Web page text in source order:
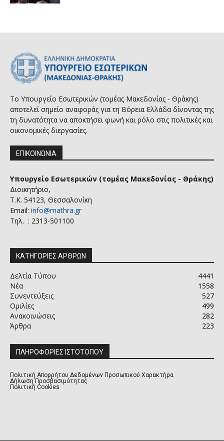
Το Υπουργείο Εσωτερικών (τομέας Μακεδονίας - Θράκης)
αποτελεί σημείο αναφοράς για τη Βόρεια Ελλάδα δίνοντας της
τη δυνατότητα να αποκτήσει φωνή και ρόλο στις πολιτικές και
οικονομικές διεργασίες.
ΕΠΙΚΟΙΝΩΝΙΑ
Υπουργείο Εσωτερικών (τομέας Μακεδονίας - Θράκης)
Διοικητήριο,
Τ.Κ. 54123, Θεσσαλονίκη
Email: info@mathra.gr
Τηλ. : 2313-501100
ΚΑΤΗΓΟΡΙΕΣ ΑΡΘΡΩΝ
Δελτία Τύπου
4441
Νέα
1558
Συνεντεύξεις
527
Ομιλίες
499
Ανακοινώσεις
282
Άρθρα
223
ΠΛΗΡΟΦΟΡΙΕΣ ΙΣΤΟΤΟΠΟΥ
Πολιτική Απορρήτου Δεδομένων Προσωπικού Χαρακτήρα
Δήλωση Προσβασιμότητας
Πολιτική Cookies